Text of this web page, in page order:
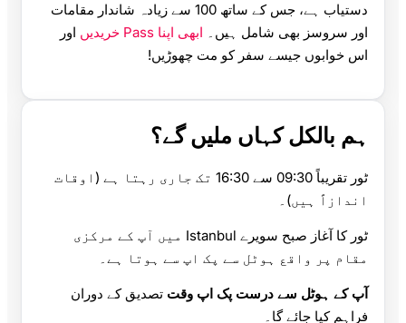
دستیاب ہے، جس کے ساتھ 100 سے زیادہ شاندار مقامات
اور سروسز بھی شامل ہیں۔ ابھی اپنا Pass خریدیں
اور
اس خوابوں جیسے سفر کو مت چھوڑیں!
ہم بالکل کہاں ملیں گے؟
ٹور تقریباً 09:30 سے 16:30 تک جاری رہتا ہے (اوقات
اندازاً ہیں)۔
ٹور کا آغاز صبح سویرے Istanbul میں آپ کے مرکزی
مقام پر واقع ہوٹل سے پک اپ سے ہوتا ہے۔
آپ کے ہوٹل سے درست پک اپ وقت تصدیق کے دوران
فراہم کیا جائے گا۔